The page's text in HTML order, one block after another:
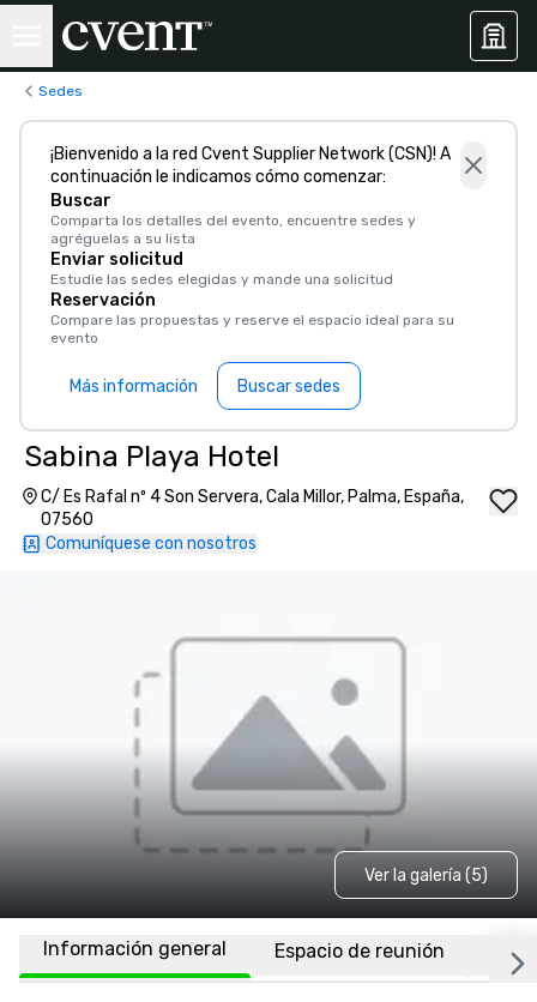
Sedes
¡Bienvenido a la red Cvent Supplier Network (CSN)! A
continuación le indicamos cómo comenzar:
Buscar
Comparta los detalles del evento, encuentre sedes y
agréguelas a su lista
Enviar solicitud
Estudie las sedes elegidas y mande una solicitud
Reservación
Compare las propuestas y reserve el espacio ideal para su
evento
Más información Buscar sedes
Sabina Playa Hotel
C/ Es Rafal nº 4 Son Servera, Cala Millor, Palma, España,
07560
Comuníquese con nosotros
Ver la galería (5)
Información general Espacio de reunión